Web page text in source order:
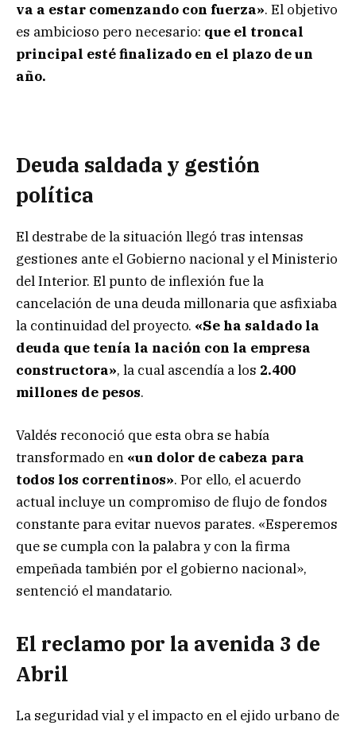
va a estar comenzando con fuerza». El objetivo
es ambicioso pero necesario: que el troncal
principal esté finalizado en el plazo de un
año.
Deuda saldada y gestión
política
El destrabe de la situación llegó tras intensas
gestiones ante el Gobierno nacional y el Ministerio
del Interior. El punto de inflexión fue la
cancelación de una deuda millonaria que asfixiaba
la continuidad del proyecto. «Se ha saldado la
deuda que tenía la nación con la empresa
constructora», la cual ascendía a los 2.400
millones de pesos.
Valdés reconoció que esta obra se había
transformado en «un dolor de cabeza para
todos los correntinos». Por ello, el acuerdo
actual incluye un compromiso de flujo de fondos
constante para evitar nuevos parates. «Esperemos
que se cumpla con la palabra y con la firma
empeñada también por el gobierno nacional»,
sentenció el mandatario.
El reclamo por la avenida 3 de
Abril
La seguridad vial y el impacto en el ejido urbano de